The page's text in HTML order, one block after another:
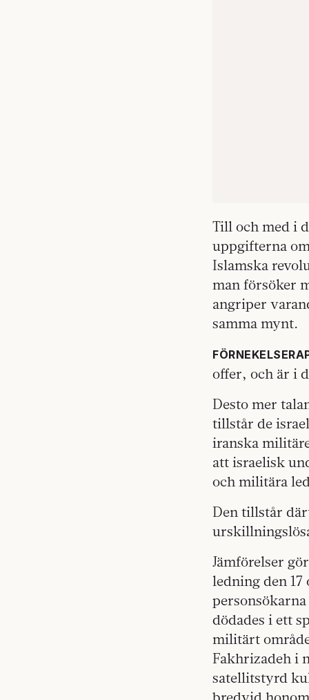
Till och med i
uppgifterna
Islamska
man försöker
angriper
samma mynt.
offer, och är i
Desto mer
tillstår de
iranska
att israelisk
och militära
Den tillstår
Jämförelser
ledning den 17
dödades i ett
militärt
Fakhrizadeh i
satellitstyrd